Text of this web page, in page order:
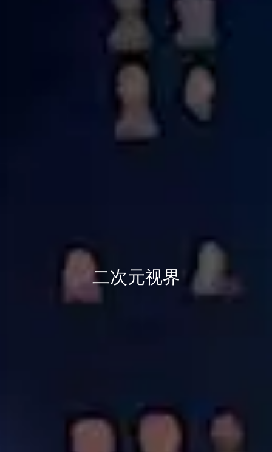
二次元视界